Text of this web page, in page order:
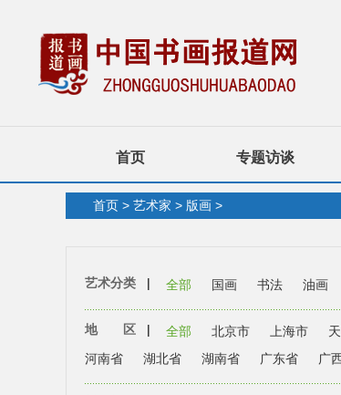
首页 专题访谈
首页 > 艺术家 > 版画 >
艺术分类 | 全部 国画 书法 油画
地 区 | 全部 北京市 上海市
河南省
湖北省 湖南省 广东省 广